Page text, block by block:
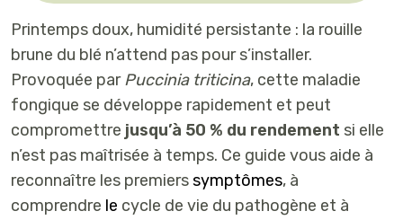
Printemps doux, humidité persistante : la rouille
brune du blé n’attend pas pour s’installer.
Provoquée parPuccinia triticina, cette maladie
fongique se développe rapidement et peut
compromettre jusqu’à 50 % du rendement si elle
n’est pas maîtrisée à temps. Ce guide vous aide à
reconnaître les premierssymptômes, à
comprendre le cycle de vie du pathogène et à